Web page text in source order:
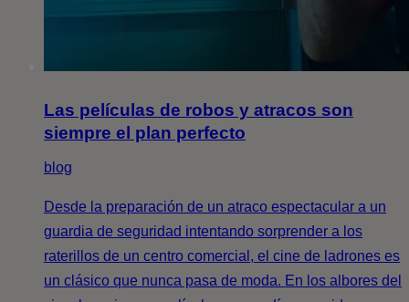
Las películas de robos y atracos son
siempre el plan perfecto
blog
Desde la preparación de un atraco espectacular a un
guardia de seguridad intentando sorprender a los
raterillos de un centro comercial, el cine de ladrones es
un clásico que nunca pasa de moda. En los albores del